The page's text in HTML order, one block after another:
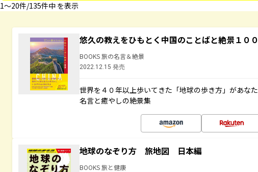
1〜20件/135件中 を表示
悠久の教えをひもとく中国のことばと絶景１００
BOOKS 旅の名言＆絶景
2022.12.15 発売
世界を４０年以上歩いてきた「地球の歩き方」があな
名言と癒やしの絶景集
地球のなぞり方 旅地図 日本編
BOOKS 旅と健康